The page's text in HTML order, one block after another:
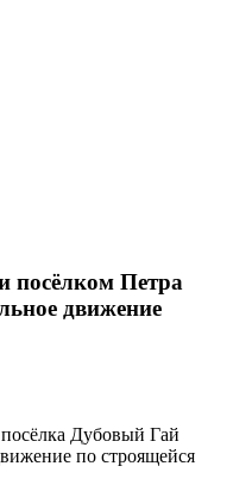
Петра
движение
Дубовый Гай
по строящейся